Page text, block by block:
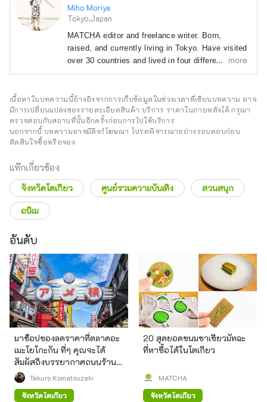
Miho Moriya
Tokyo,Japan
MATCHA editor and freelance writer. Born,
raised, and currently living in Tokyo. Have visited
over 30 countries and lived in four different
prefectures. I have traveled to almost all 47
I try to create articles that help convey the
charms of a destination through words and
pictures. I love forests, temples, and camels.
more
เนื้อหาในบทความนี้อ้างอิงจากการเก็บข้อมูลในช่วงเวลาที่เขียนบทความ อาจ
มีการเปลี่ยนแปลงของรายละเอียดสินค้า บริการ ราคาในภายหลังได้ กรุณา
ตรวจสอบกับสถานที่นั้นอีกครั้งก่อนการไปใช้บริการ
นอกจากนี้ บทความอาจมีลิงก์โฆษณา โปรดพิจารณาอย่างรอบคอบก่อน
ตัดสินใจซื้อหรือจอง
แท๊กเกี่ยวข้อง
จังหวัดโตเกียว ศูนย์รวมความบันเทิง
สวนสนุก
อนิเม
อันดับ
มาช็อปของลดราคาที่ตลาดอะ
เมะโยโกะกัน ที่ๆ คุณจะได้
สัมผัสถึงบรรยากาศถนนร้าน
ค้าสมัยก่อน
Takuro Komatsuzaki
จังหวัดโตเกียว
20 สุดยอดขนมชาเขียวมัทฉะ
ที่หาซื้อได้ในโตเกียว
MATCHA
จังหวัดโตเกียว